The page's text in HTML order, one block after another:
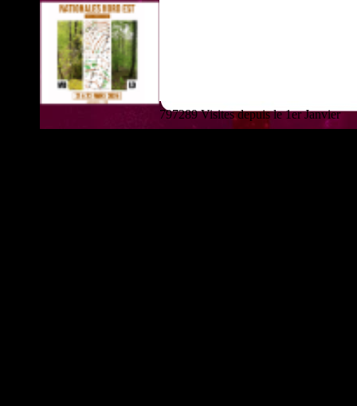
797289 Visites depuis le 1er Janvier